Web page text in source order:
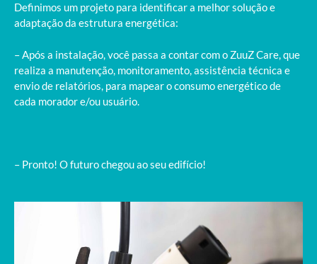
Definimos um projeto para identificar a melhor solução e
adaptação da estrutura energética:
– Após a instalação, você passa a contar com o ZuuZ Care, que
realiza a manutenção, monitoramento, assistência técnica e
envio de relatórios, para mapear o consumo energético de
cada morador e/ou usuário.
– Pronto! O futuro chegou ao seu edifício!